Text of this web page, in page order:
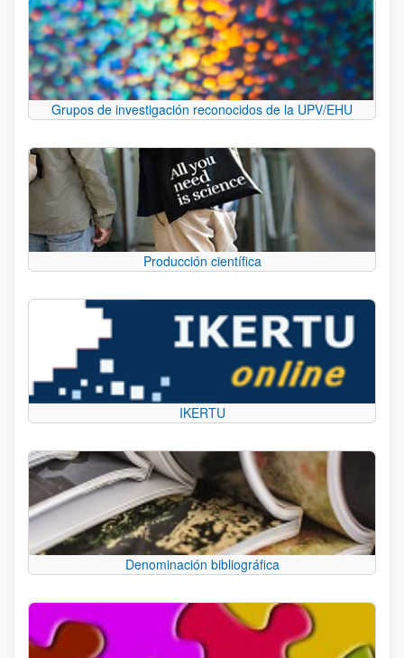
Grupos de investigación reconocidos de la UPV/EHU
Producción científica
IKERTU
Denominación bibliográfica